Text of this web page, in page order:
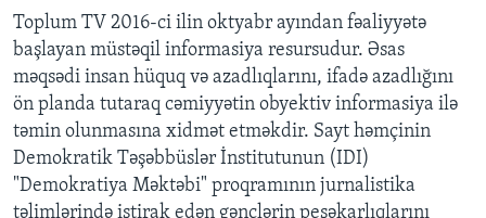
Toplum TV 2016-ci ilin oktyabr ayından fəaliyyətə
başlayan müstəqil informasiya resursudur. Əsas
məqsədi insan hüquq və azadlıqlarını, ifadə azadlığını
ön planda tutaraq cəmiyyətin obyektiv informasiya ilə
təmin olunmasına xidmət etməkdir. Sayt həmçinin
Demokratik Təşəbbüslər İnstitutunun (IDI)
"Demokratiya Məktəbi" proqramının jurnalistika
təlimlərində iştirak edən gənclərin peşəkarlıqlarını